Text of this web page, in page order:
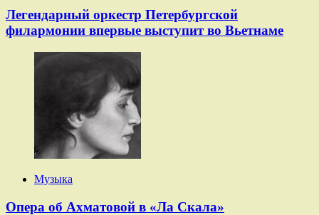
Легендарный оркестр Петербургской
филармонии впервые выступит во Вьетнаме
Музыка
Опера об Ахматовой в «Ла Скала»